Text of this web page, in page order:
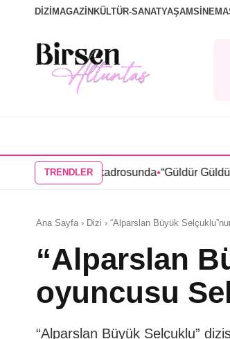
DİZİ MAGAZİN KÜLTÜR-SANATYAŞAMSİNEMA
TRENDLER
dizisi kadrosunda •“Güldür Güldür
Ana Sayfa › Dizi › “Alparslan Büyük
“Alparslan
oyuncusu
“Alparslan Büyük Selçuklu”